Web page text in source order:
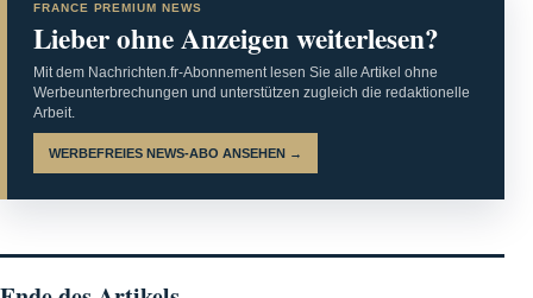
FRANCE PREMIUM NEWS
Lieber ohne Anzeigen weiterlesen?
Mit dem Nachrichten.fr-Abonnement lesen Sie alle Artikel ohne
Werbeunterbrechungen und unterstützen zugleich die redaktionelle
Arbeit.
WERBEFREIES NEWS-ABO ANSEHEN →